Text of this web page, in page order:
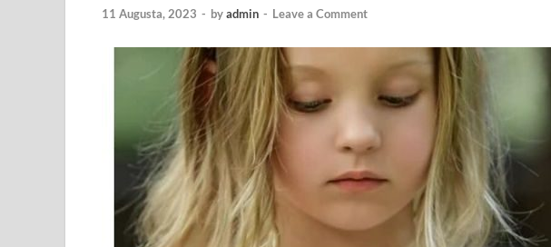
11 Augusta, 2023 - byadmin - Leave a Comment